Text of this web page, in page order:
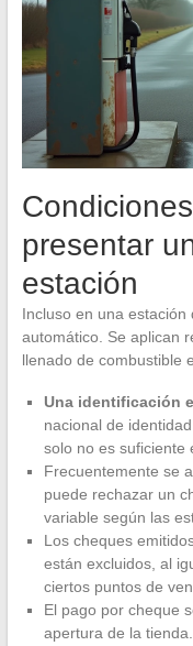
presentar
estación
Incluso en una
automático. Se aplican
llenado de combustible
Una identificación
nacional de
solo no es suficiente
Frecuentemente se
puede rechazar un
variable según las
Los cheques
están excluidos, al
ciertos puntos de
El pago por cheque
apertura de la